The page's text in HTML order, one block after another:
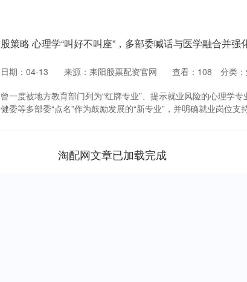
股策略 心理学“叫好不叫座”，多部委喊话与医学融合并强
日期：04-13 来源：耒阳股票配资官网 查看： 108 分类：
曾一度被地方教育部门列为“红牌专业”、提示就业风险的心理学
健委等多部委“点名”作为鼓励发展的“新专业”，并明确就业岗位支
淘配网文章已加载完成